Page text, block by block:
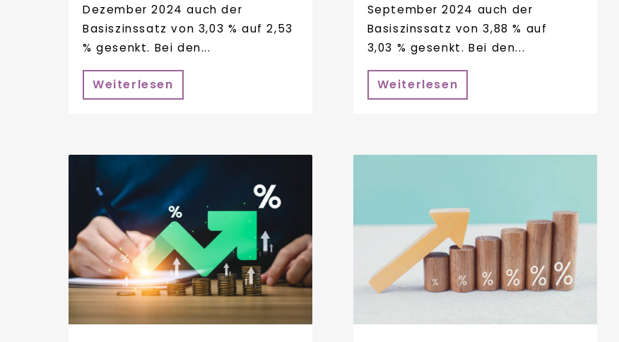
Dezember 2024 auch der
Basiszinssatz von 3,03 % auf 2,53
% gesenkt. Bei den...
Weiterlesen
September 2024 auch der
Basiszinssatz von 3,88 % auf
3,03 % gesenkt. Bei den...
Weiterlesen